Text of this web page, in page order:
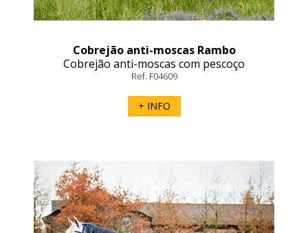
Cobrejão anti-moscas Rambo
Cobrejão anti-moscas com pescoço
Ref. F04609
+ INFO